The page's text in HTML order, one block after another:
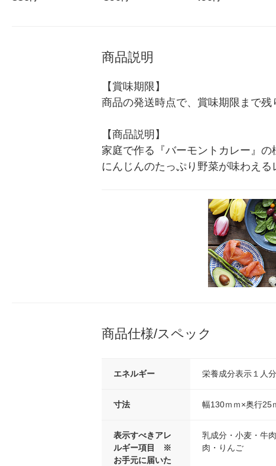
商品説明
【賞味期限】
商品の発送時点で、賞味期限まで残
【商品説明】
家庭で作る『バーモントカレー』
にんじんのたっぷり野菜が味わえ
商品仕様/スペック
エネルギー 栄養成分表示１人
寸法 幅130ｍｍ×奥行25
表示すべきアレ
ルギー項目 ※
お手元に届いた
乳成分・小麦・牛
肉・りんご